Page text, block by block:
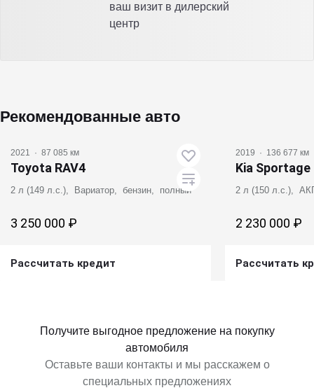
ваш визит в дилерский
центр
Рекомендованные авто
2021 · 87 085 км
Toyota RAV4
2 л (149 л.с.), Вариатор, бензин, полный
3 250 000 ₽
Рассчитать кредит
2019 · 136 677 км
Kia Sportage
2 л (150 л.с.),
2 230 000 ₽
Рассчитать
Получите выгодное предложение на покупку
автомобиля
Оставьте ваши контакты и мы расскажем о
специальных предложениях